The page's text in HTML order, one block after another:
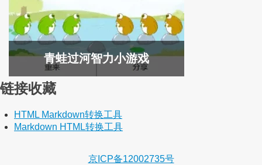
青蛙过河智力小游戏
链接收藏
HTML Markdown转换工具
Markdown HTML转换工具
京ICP备12002735号